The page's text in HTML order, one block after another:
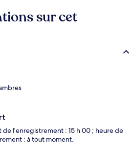
sur cet
l'enregistrement : 15 h 00 ; heure de
: à tout moment.